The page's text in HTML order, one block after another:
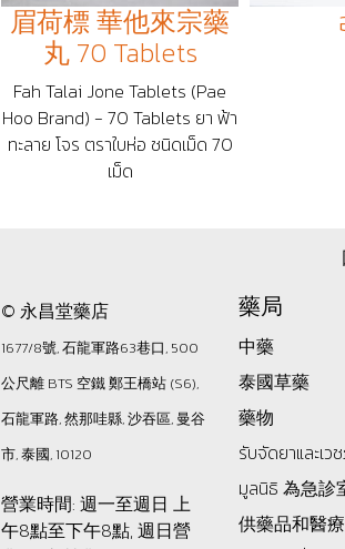
眉荷標 華他來宗藥
丸 70 Tablets
Fah Talai Jone Tablets (Pae
Hoo Brand) - 70 Tablets ยา ฟ้า
ทะลาย โจร ตราใบห่อ ชนิดเม็ด 70
เม็ด
© 永昌堂藥店
1677/8號, 石龍軍路63巷口, 500
公尺離 BTS 空鐵 鄭王橋站 (S6),
石龍軍路, 然那哇縣, 沙吞區, 曼谷
市, 泰國, 10120
營業時間: 週一至週日 上
午8點至下午8點, 週日營
藥局
中藥
泰國草藥
藥物
รับจัดยาและเ
มูลนิธิ 為急診
供藥品和醫療